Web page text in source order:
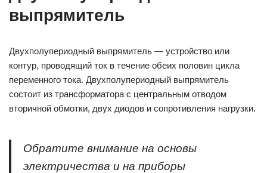
выпрямитель
Двухполупериодный выпрямитель — устройство или
контур, проводящий ток в течение обеих половин цикла
переменного тока. Двухполупериодный выпрямитель
состоит из трансформатора с центральным отводом
вторичной обмотки, двух диодов и сопротивления нагрузки.
Обратите внимание на основы
электричества и на приборы